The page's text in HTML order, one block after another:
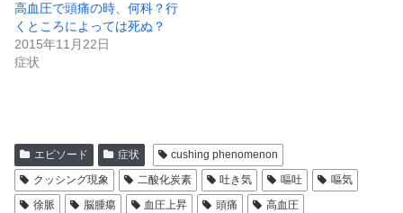
高血圧で頭痛の時、何科？行
くところによっては死ぬ？
2015年11月22日
症状
エピソード 症状
cushing phenomenon
クッシング現象
二酸化炭素 吐き気 嘔吐
嘔気
徐脈
脳腫瘍 血圧上昇 頭痛 高血圧